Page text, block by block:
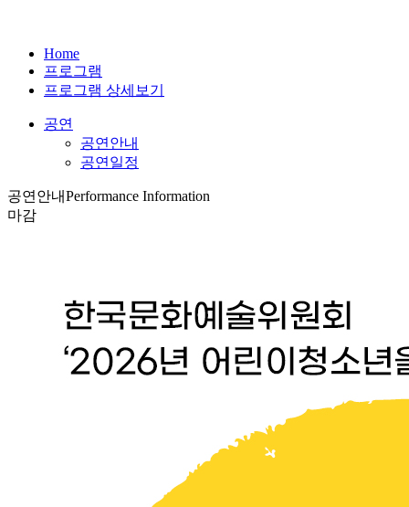
Home
프로그램
프로그램 상세보기
공연
공연안내
공연일정
공연안내Performance Information
마감